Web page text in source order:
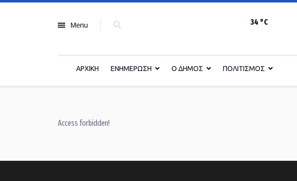
Menu 34 °C
ΑΡΧΙΚΗ ΕΝΗΜΕΡΩΣΗ Ο ΔΗΜΟΣ ΠΟΛΙΤΙΣΜΟΣ
Access forbidden!